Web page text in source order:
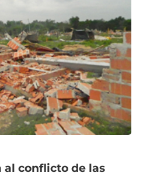
al conflicto de las